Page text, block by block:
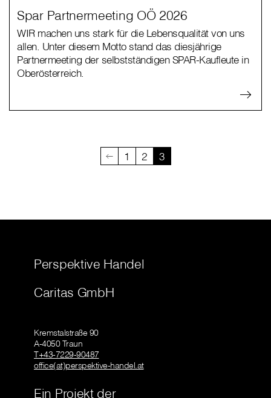
Spar Partnermeeting OÖ 2026
WIR machen uns stark für die Lebensqualität von uns
allen. Unter diesem Motto stand das diesjährige
Partnermeeting der selbstständigen SPAR-Kaufleute in
Oberösterreich.
1 2 3
Perspektive Handel
Caritas GmbH
Kremstalstraße 90
A-4050 Traun
T+43-7229-90487
office(at)perspektive-handel.at
Ein Projekt der